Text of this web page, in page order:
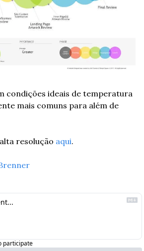
condições ideais de temperatura
mais comuns para além de
resolução aqui.
participate